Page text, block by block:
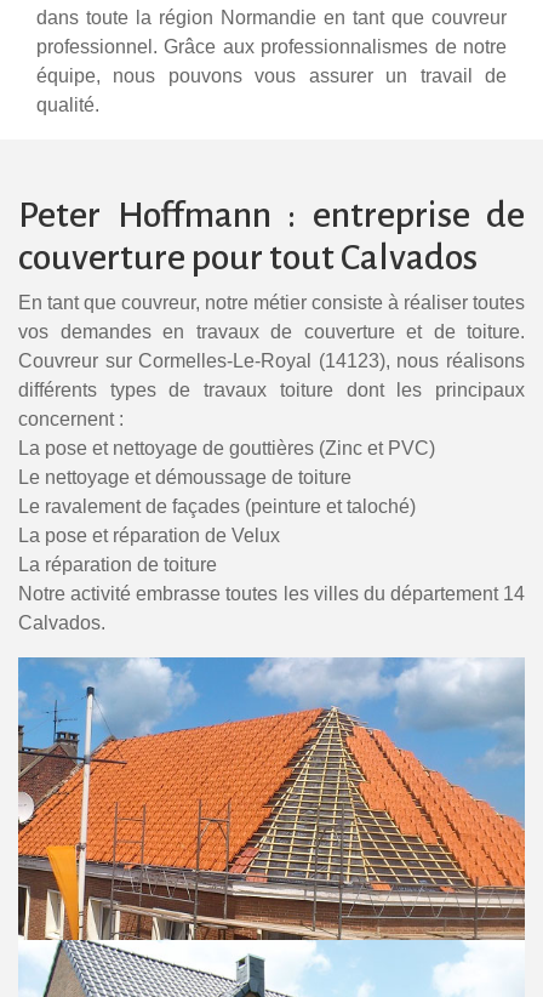
dans toute la région Normandie en tant que couvreur
professionnel. Grâce aux professionnalismes de notre
équipe, nous pouvons vous assurer un travail de
qualité.
Peter Hoffmann : entreprise de
couverture pour tout Calvados
En tant que couvreur, notre métier consiste à réaliser toutes
vos demandes en travaux de couverture et de toiture.
Couvreur sur Cormelles-Le-Royal (14123), nous réalisons
différents types de travaux toiture dont les principaux
concernent :
La pose et nettoyage de gouttières (Zinc et PVC)
Le nettoyage et démoussage de toiture
Le ravalement de façades (peinture et taloché)
La pose et réparation de Velux
La réparation de toiture
Notre activité embrasse toutes les villes du département 14
Calvados.